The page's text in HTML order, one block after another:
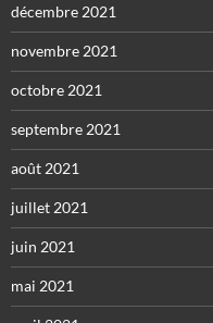
décembre 2021
novembre 2021
octobre 2021
septembre 2021
août 2021
juillet 2021
juin 2021
mai 2021